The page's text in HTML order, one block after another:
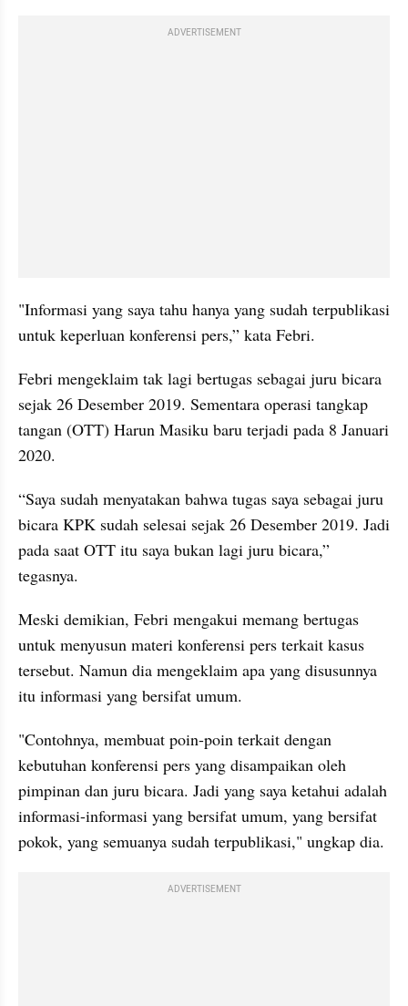
ADVERTISEMENT
"Informasi yang saya tahu hanya yang sudah terpublikasi
untuk keperluan konferensi pers,” kata Febri.
Febri mengeklaim tak lagi bertugas sebagai juru bicara
sejak 26 Desember 2019. Sementara operasi tangkap
tangan (OTT) Harun Masiku baru terjadi pada 8 Januari
2020.
“Saya sudah menyatakan bahwa tugas saya sebagai juru
bicara KPK sudah selesai sejak 26 Desember 2019. Jadi
pada saat OTT itu saya bukan lagi juru bicara,”
tegasnya.
Meski demikian, Febri mengakui memang bertugas
untuk menyusun materi konferensi pers terkait kasus
tersebut. Namun dia mengeklaim apa yang disusunnya
itu informasi yang bersifat umum.
"Contohnya, membuat poin-poin terkait dengan
kebutuhan konferensi pers yang disampaikan oleh
pimpinan dan juru bicara. Jadi yang saya ketahui adalah
informasi-informasi yang bersifat umum, yang bersifat
pokok, yang semuanya sudah terpublikasi," ungkap dia.
ADVERTISEMENT